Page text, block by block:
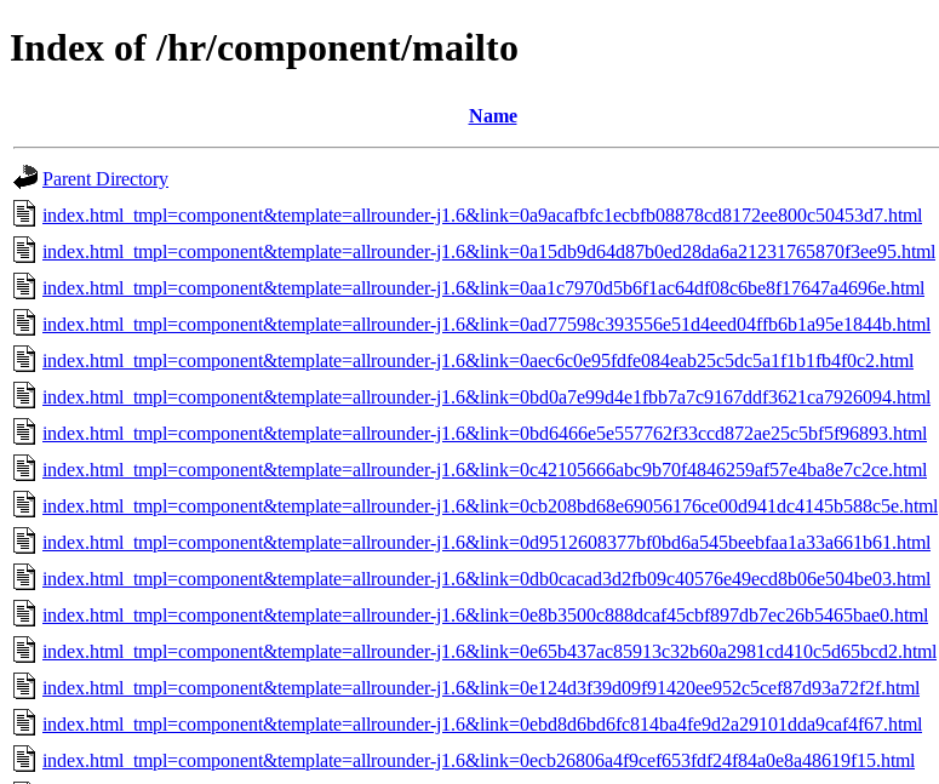
Index of /hr/component/mailto
Name
Parent Directory
index.html_tmpl=component&template=allrounder-j1.6&link=0a9acafbfc1ecbfb08878cd8172ee800c50453d7.html
index.html_tmpl=component&template=allrounder-j1.6&link=0a15db9d64d87b0ed28da6a21231765870f3ee95.html
index.html_tmpl=component&template=allrounder-j1.6&link=0aa1c7970d5b6f1ac64df08c6be8f17647a4696e.html
index.html_tmpl=component&template=allrounder-j1.6&link=0ad77598c393556e51d4eed04ffb6b1a95e1844b.html
index.html_tmpl=component&template=allrounder-j1.6&link=0aec6c0e95fdfe084eab25c5dc5a1f1b1fb4f0c2.html
index.html_tmpl=component&template=allrounder-j1.6&link=0bd0a7e99d4e1fbb7a7c9167ddf3621ca7926094.html
index.html_tmpl=component&template=allrounder-j1.6&link=0bd6466e5e557762f33ccd872ae25c5bf5f96893.html
index.html_tmpl=component&template=allrounder-j1.6&link=0c42105666abc9b70f4846259af57e4ba8e7c2ce.html
index.html_tmpl=component&template=allrounder-j1.6&link=0cb208bd68e69056176ce00d941dc4145b588c5e.html
index.html_tmpl=component&template=allrounder-j1.6&link=0d9512608377bf0bd6a545beebfaa1a33a661b61.html
index.html_tmpl=component&template=allrounder-j1.6&link=0db0cacad3d2fb09c40576e49ecd8b06e504be03.html
index.html_tmpl=component&template=allrounder-j1.6&link=0e8b3500c888dcaf45cbf897db7ec26b5465bae0.html
index.html_tmpl=component&template=allrounder-j1.6&link=0e65b437ac85913c32b60a2981cd410c5d65bcd2.html
index.html_tmpl=component&template=allrounder-j1.6&link=0e124d3f39d09f91420ee952c5cef87d93a72f2f.html
index.html_tmpl=component&template=allrounder-j1.6&link=0ebd8d6bd6fc814ba4fe9d2a29101dda9caf4f67.html
index.html_tmpl=component&template=allrounder-j1.6&link=0ecb26806a4f9cef653fdf24f84a0e8a48619f15.html